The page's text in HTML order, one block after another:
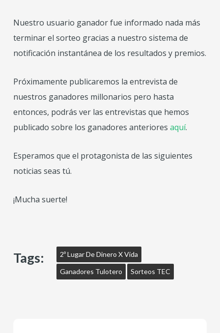
Nuestro usuario ganador fue informado nada más
terminar el sorteo gracias a nuestro sistema de
notificación instantánea de los resultados y premios.
Próximamente publicaremos la entrevista de
nuestros ganadores millonarios pero hasta
entonces, podrás ver las entrevistas que hemos
publicado sobre los ganadores anteriores aquí.
Esperamos que el protagonista de las siguientes
noticias seas tú.
¡Mucha suerte!
Tags: 2º Lugar De Dinero X Vida
Ganadores Tulotero Sorteos TEC